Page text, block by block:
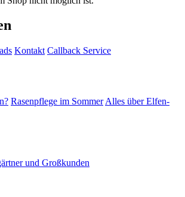
Kontakt Callback Service
Rasenpflege im Sommer Alles über Elfen-
und Großkunden